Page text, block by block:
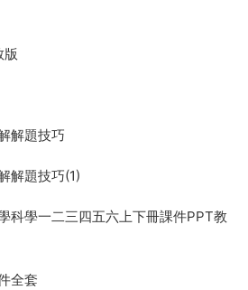
版
解題技巧
解題技巧(1)
科學一二三四五六上下冊課件PPT教
全套